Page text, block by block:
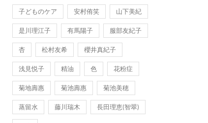
子どものケア 安村侑笑 山下美紀
是川理江子 有馬陽子 服部友紀子
杏 松村友希 櫻井真紀子
浅見悦子 精油 色 花粉症
菊地壽惠 菊池壽惠 菊池美穂
蒸留水 藤川瑞木 長田理恵(智翠)